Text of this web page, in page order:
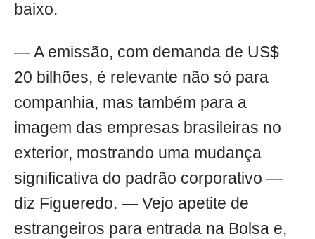
baixo.
— A emissão, com demanda de US$
20 bilhões, é relevante não só para
companhia, mas também para a
imagem das empresas brasileiras no
exterior, mostrando uma mudança
significativa do padrão corporativo —
diz Figueredo. — Vejo apetite de
estrangeiros para entrada na Bolsa e,